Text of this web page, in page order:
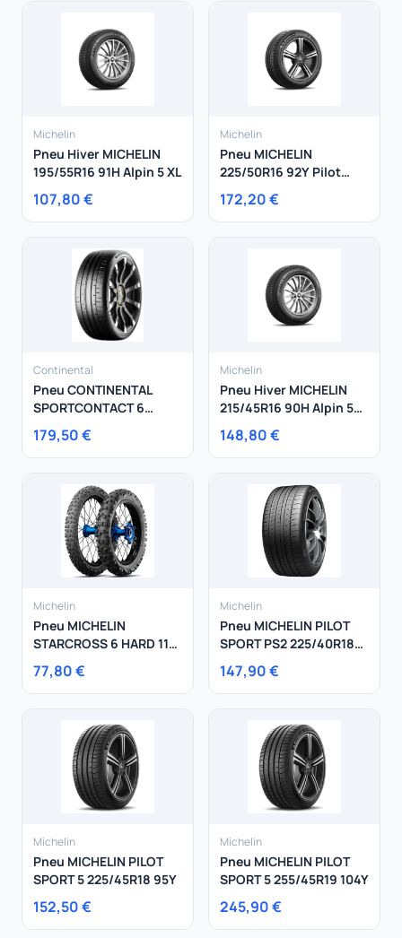
Michelin
Pneu Hiver MICHELIN
195/55R16 91H Alpin 5 XL
107,80 €
Michelin
Pneu MICHELIN
225/50R16 92Y Pilot
Sport 4
172,20 €
Continental
Pneu CONTINENTAL
SPORTCONTACT 6
255/40R19 96Y
179,50 €
Michelin
Pneu Hiver MICHELIN
215/45R16 90H Alpin 5
XL
148,80 €
Michelin
Pneu MICHELIN
STARCROSS 6 HARD 110
-19 62M
77,80 €
Michelin
Pneu MICHELIN PILOT
SPORT PS2 225/40R18
92Y
147,90 €
Michelin
Pneu MICHELIN PILOT
SPORT 5 225/45R18 95Y
152,50 €
Michelin
Pneu MICHELIN PILOT
SPORT 5 255/45R19 104Y
245,90 €